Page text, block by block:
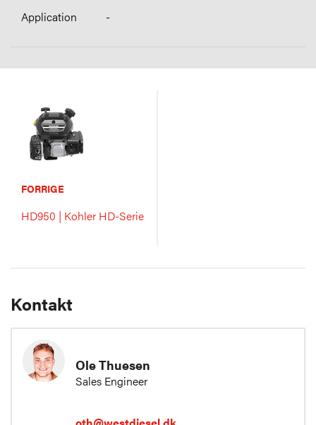
-
FORRIGE
HD950 | Kohler HD-Serie
Kontakt
Ole Thuesen
Sales Engineer